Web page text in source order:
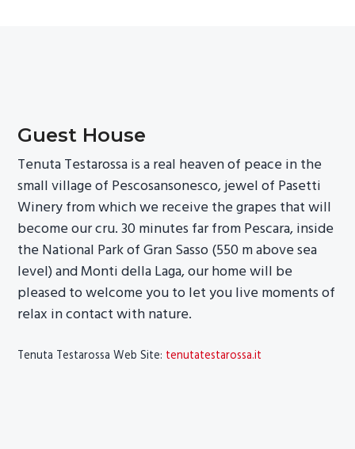
Guest House
Tenuta Testarossa is a real heaven of peace in the
small village of Pescosansonesco, jewel of Pasetti
Winery from which we receive the grapes that will
become our cru. 30 minutes far from Pescara, inside
the National Park of Gran Sasso (550 m above sea
level) and Monti della Laga, our home will be
pleased to welcome you to let you live moments of
relax in contact with nature.
Tenuta Testarossa Web Site: tenutatestarossa.it